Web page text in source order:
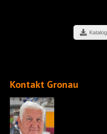
Kontakt Gronau